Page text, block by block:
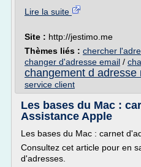
Lire la suite
Site : http://jestimo.me
Thèmes liés : chercher
changer d'adresse email /
changement d adresse
service client
Les bases du Mac :
Assistance Apple
Les bases du Mac : carnet
Consultez cet article pour en
d'adresses.